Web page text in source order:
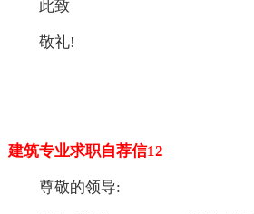
此致
敬礼!
建筑专业求职自荐信12
尊敬的领导: